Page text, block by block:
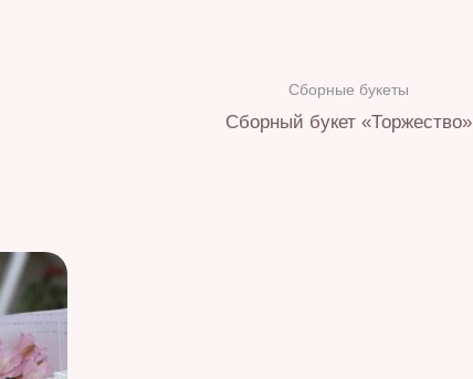
Сборные букеты
Сборный букет «Торжество»